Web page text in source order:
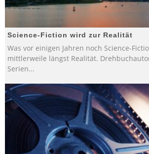
Science-Fiction wird zur Realität
Was vor einigen Jahren noch Science-
mittlerweile längst Realität.
Serien...